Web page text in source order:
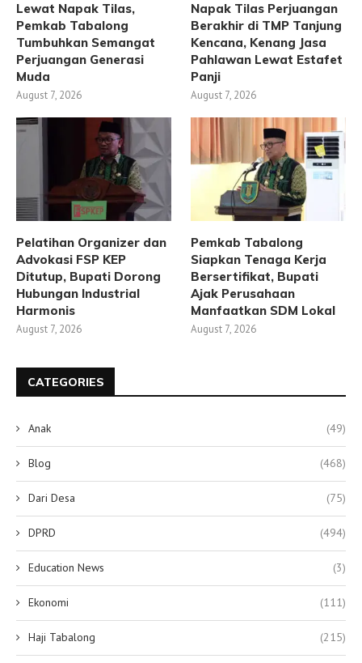
Lewat Napak Tilas,
Pemkab Tabalong
Tumbuhkan Semangat
Perjuangan Generasi
Muda
August 7, 2026
Napak Tilas Perjuangan
Berakhir di TMP Tanjung
Kencana, Kenang Jasa
Pahlawan Lewat Estafet
Panji
August 7, 2026
Pelatihan Organizer dan
Advokasi FSP KEP
Ditutup, Bupati Dorong
Hubungan Industrial
Harmonis
August 7, 2026
Pemkab Tabalong
Siapkan Tenaga Kerja
Bersertifikat, Bupati
Ajak Perusahaan
Manfaatkan SDM Lokal
August 7, 2026
CATEGORIES
Anak (49)
Blog (468)
Dari Desa (75)
DPRD (494)
Education News (3)
Ekonomi (111)
Haji Tabalong (215)